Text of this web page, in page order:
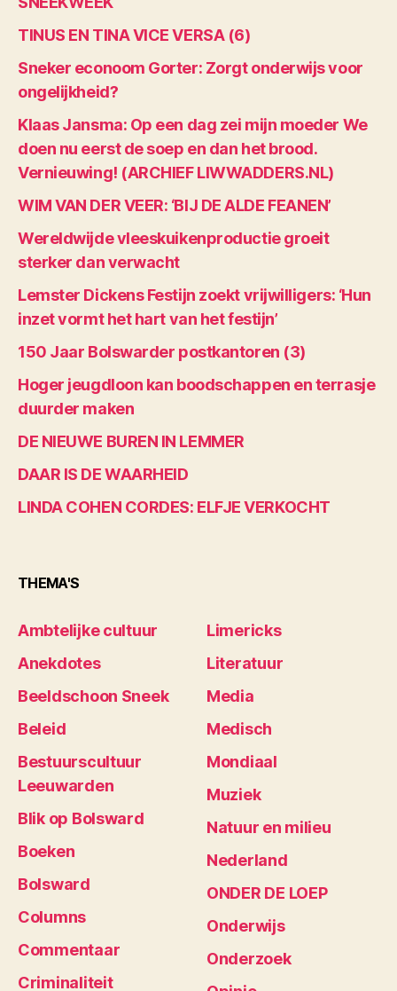
TINUS EN TINA VICE VERSA (6)
Sneker econoom Gorter: Zorgt onderwijs voor
ongelijkheid?
Klaas Jansma: Op een dag zei mijn moeder We
doen nu eerst de soep en dan het brood.
Vernieuwing! (ARCHIEF LIWWADDERS.NL)
WIM VAN DER VEER: ‘BIJ DE ALDE FEANEN’
Wereldwijde vleeskuikenproductie groeit
sterker dan verwacht
Lemster Dickens Festijn zoekt vrijwilligers: ‘Hun
inzet vormt het hart van het festijn’
150 Jaar Bolswarder postkantoren (3)
Hoger jeugdloon kan boodschappen en terrasje
duurder maken
DE NIEUWE BUREN IN LEMMER
DAAR IS DE WAARHEID
LINDA COHEN CORDES: ELFJE VERKOCHT
THEMA'S
Ambtelijke cultuur
Anekdotes
Beeldschoon Sneek
Beleid
Bestuurscultuur
Leeuwarden
Blik op Bolsward
Boeken
Bolsward
Columns
Commentaar
Criminaliteit
Limericks
Literatuur
Media
Medisch
Mondiaal
Muziek
Natuur en milieu
Nederland
ONDER DE LOEP
Onderwijs
Onderzoek